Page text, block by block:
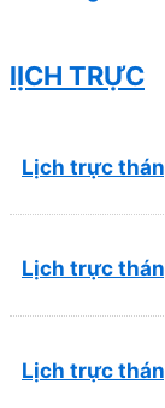
lỊCH TRỰC
Lịch trực
Lịch trực
Lịch trực